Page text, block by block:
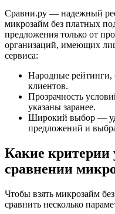
Сравни.ру — надежный
микрозайм без платных
предложения только от
организаций, имеющих
сервиса:
Народные рейтинги,
клиентов.
Прозрачность
указаны заранее.
Широкий выбор —
предложений и
Какие критерии
сравнении
Чтобы взять микрозайм
сравнить несколько